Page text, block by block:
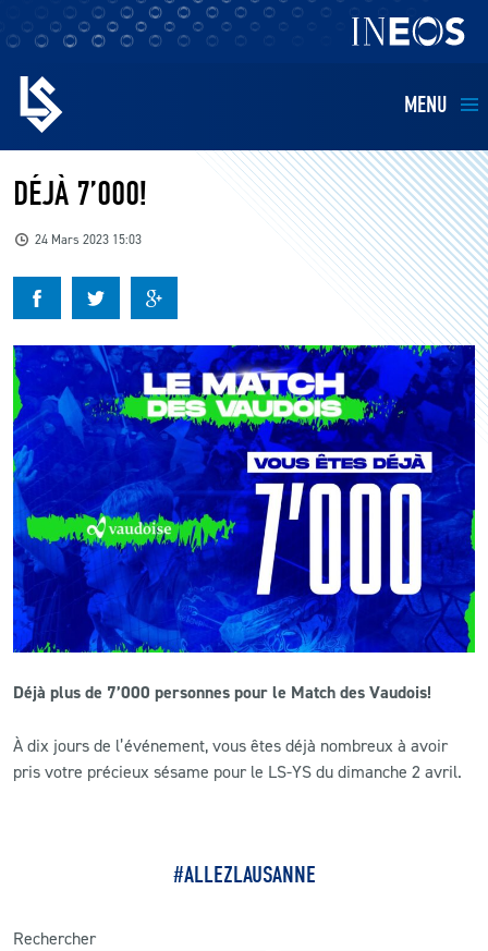
MENU
EQUIPES
BILLETTERIE
FANS
KIDS
BUSINESS
RESTAURATION
CLUB
CONTACT
ACTUALITÉS
LS E-SHOP
L’APP DU LS
DÉJÀ 7’000!
24 Mars 2023 15:03
Déjà plus de 7’000 personnes pour le Match des Vaudois!
À dix jours de l’événement, vous êtes déjà nombreux à avoir
pris votre précieux sésame pour le LS-YS du dimanche 2 avril.
#ALLEZLAUSANNE
Rechercher